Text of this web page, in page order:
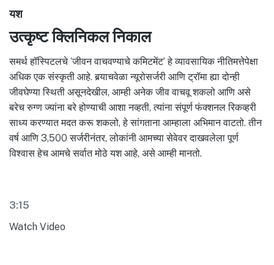
यश
उत्कृष्ट क्लिनिकल निकाल
समर्थ हॉस्पिटलचे ‘जीवन वाचवण्याचे कमिटमेंट’ हे व्यावसायिक नीतिमत्तेपेक्षा
अधिक एक संस्कृती आहे. बर्‍याचवेळा न्यूरोसर्जरी आणि ट्रॉमा ह्या दोन्ही
जीवघेण्या स्थिती असूनदेखील, आम्ही अनेक जीव वाचवू शकलो आणि असे
बरेच रुग्ण ज्यांना बरे होण्याची आशा नव्हती, त्यांना संपूर्ण फंक्शनल रिकव्हरी
साध्य करण्यात मदत करू शकलो, हे सांगताना आम्हाला अभिमान वाटतो. तीन
वर्ष आणि 3,500 सर्जरीनंतर, लोकांनी आमच्या सेवेवर दाखवलेला पूर्ण
विश्वास हेच आमचे सर्वात मोठे यश आहे, असे आम्ही मानतो.
3:15
Watch Video